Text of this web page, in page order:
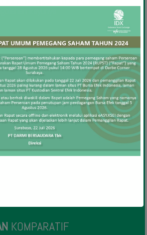
kayunya
telah tersertifikasi Sistem
Kayu/SVLK
KOMPARATIF